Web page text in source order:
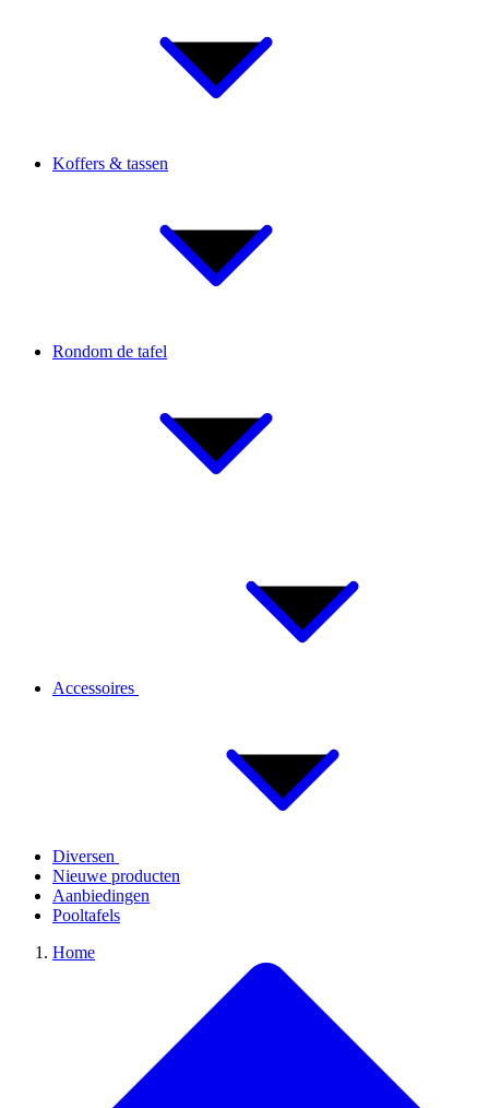
Koffers & tassen
Rondom de tafel
Accessoires
Diversen
Nieuwe producten
Aanbiedingen
Pooltafels
Home